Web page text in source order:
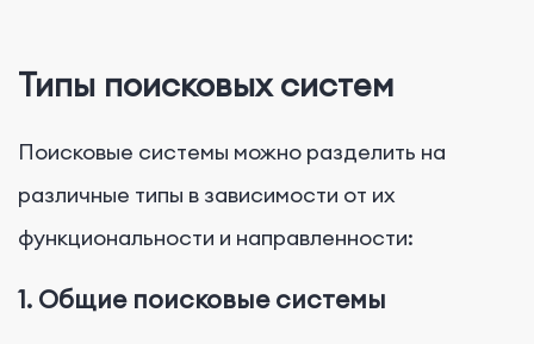
Типы поисковых систем
Поисковые системы можно разделить на
различные типы в зависимости от их
функциональности и направленности:
1. Общие поисковые системы